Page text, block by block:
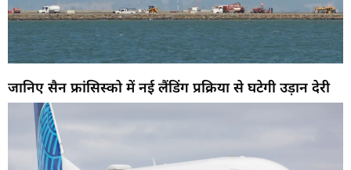
जानिए सैन फ्रांसिस्को में नई लैंडिंग प्रक्रिया से घटेगी उड़ान देरी